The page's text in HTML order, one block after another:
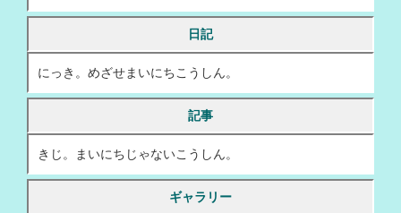
2026/07/06
：日記更新「日記タイマー」
：日記更新「なんかフィットボクシング強度高くなってない？」
2026/07/05
：アニメ更新。2026年夏からデザイン変更
2026/07/04
2026/07/03
2026/07/02
：日記更新「食洗機用の洗剤」
日記
にっき。めざせまいにちこうしん。
記事
きじ。まいにちじゃないこうしん。
ギャラリー